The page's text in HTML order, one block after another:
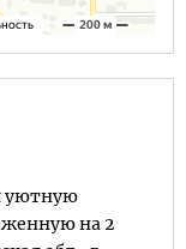
уютную
на 2